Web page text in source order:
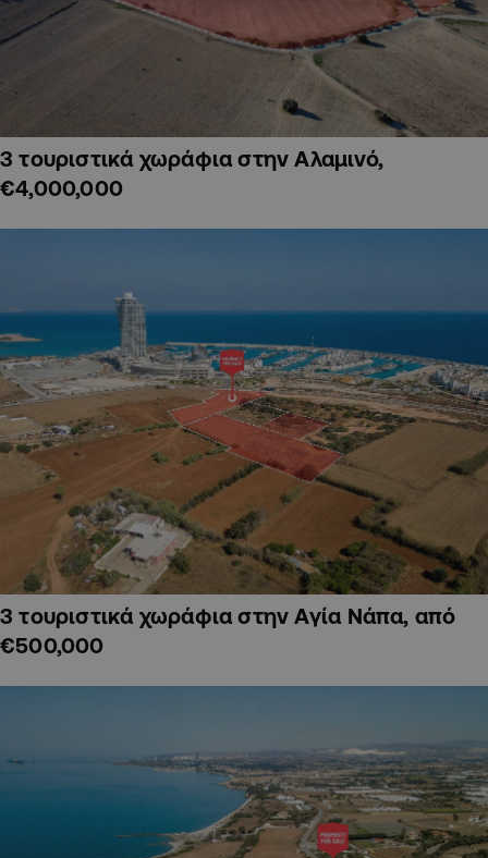
3 τουριστικά χωράφια στην Αλαμινό,
€4,000,000
3 τουριστικά χωράφια στην Αγία Νάπα, από
€500,000